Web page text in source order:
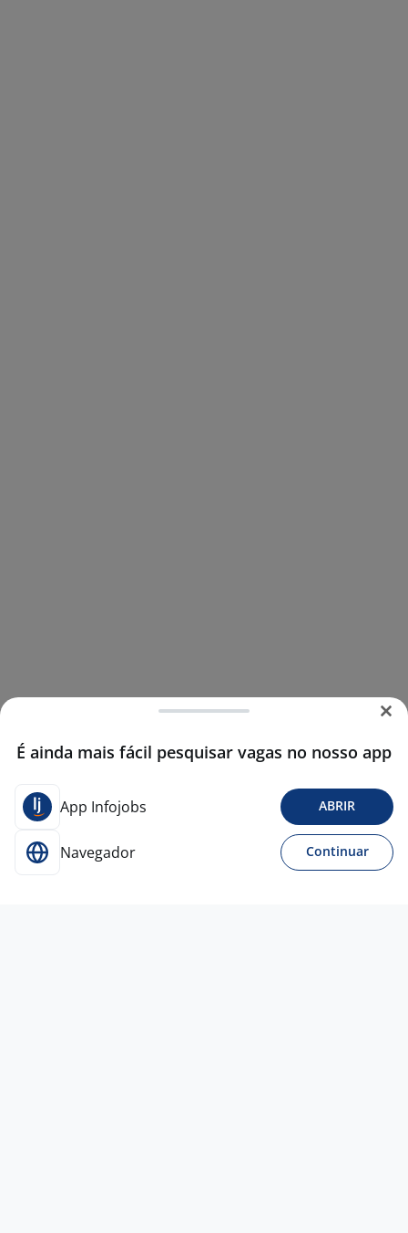
É ainda mais fácil pesquisar vagas no nosso app
App Infojobs ABRIR
Navegador Continuar